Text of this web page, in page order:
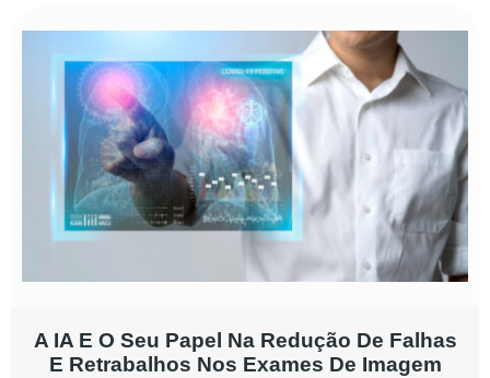
A IA E O Seu Papel Na Redução De Falhas
E Retrabalhos Nos Exames De Imagem